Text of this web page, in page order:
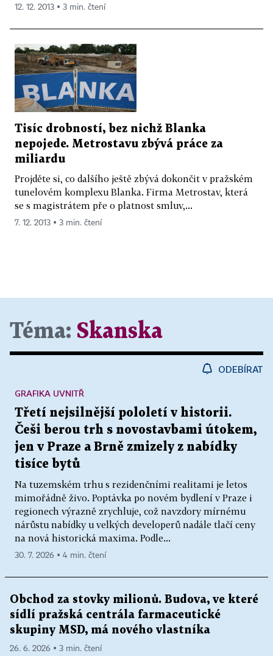
12. 12. 2013 ▪ 3 min. čtení
Tisíc drobností, bez nichž Blanka
nepojede. Metrostavu zbývá práce za
miliardu
Projděte si, co dalšího ještě zbývá dokončit v pražském
tunelovém komplexu Blanka. Firma Metrostav, která
se s magistrátem pře o platnost smluv,...
7. 12. 2013 ▪ 3 min. čtení
Téma: Skanska
ODEBÍRAT
Třetí nejsilnější pololetí v historii.
Češi berou trh s novostavbami útokem,
jen v Praze a Brně zmizely z nabídky
tisíce bytů
Na tuzemském trhu s rezidenčními realitami je letos
mimořádně živo. Poptávka po novém bydlení v Praze i
regionech výrazně zrychluje, což navzdory mírnému
nárůstu nabídky u velkých developerů nadále tlačí ceny
na nová historická maxima. Podle...
GRAFIKA UVNITŘ
30. 7. 2026 ▪ 4 min. čtení
Obchod za stovky milionů. Budova, ve které
sídlí pražská centrála farmaceutické
skupiny MSD, má nového vlastníka
26. 6. 2026 ▪ 3 min. čtení